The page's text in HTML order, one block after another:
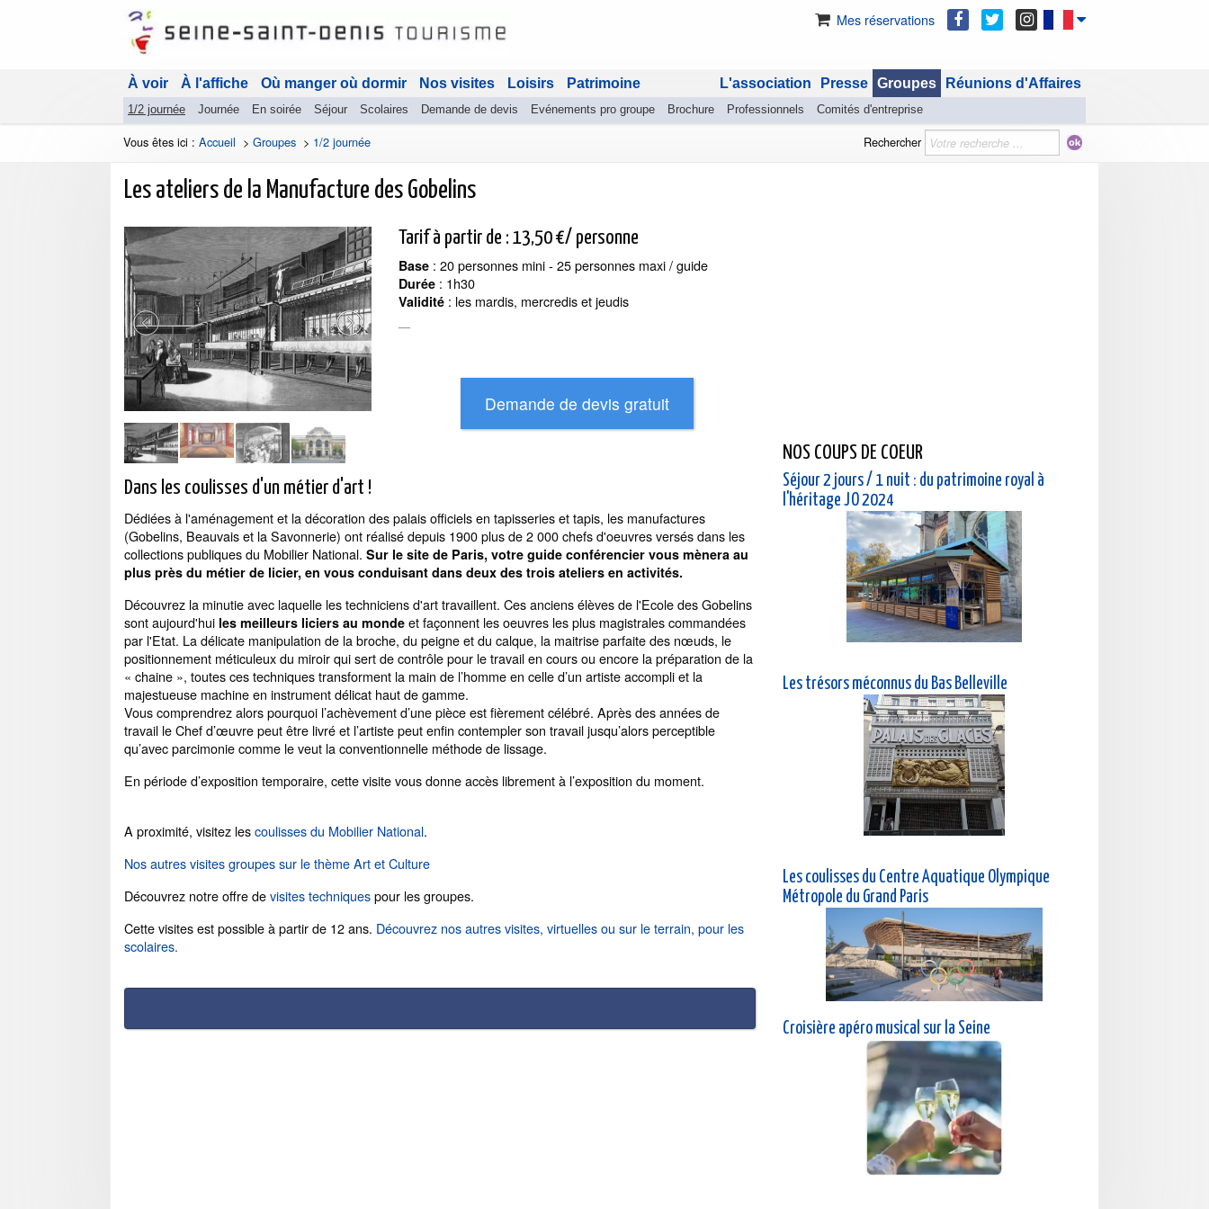
Mes réservations
À voir À l'affiche Où manger où dormir Nos visites Loisirs Patrimoine Réunions d'Affaires
Groupes
1/2 journée Journée En soirée Séjour Scolaires Demande de devis Evénements pro groupe Brochure Professionnels Comités d'entreprise
Presse
L'association
Vous êtes ici : Accueil > Groupes > 1/2 journée Rechercher
Les ateliers de la Manufacture des Gobelins
Tarif à partir de : 13,50 €/ personne
Base : 20 personnes mini - 25 personnes maxi / guide
Durée : 1h30
Validité : les mardis, mercredis et jeudis
Dans les coulisses d'un métier d'art !
Dédiées à l'aménagement et la décoration des palais officiels en tapisseries et tapis, les manufactures
(Gobelins, Beauvais et la Savonnerie) ont réalisé depuis 1900 plus de 2 000 chefs d'oeuvres versés dans les
collections publiques du Mobilier National. Sur le site de Paris, votre guide conférencier vous mènera au
plus près du métier de licier, en vous conduisant dans deux des trois ateliers en activités.
Découvrez la minutie avec laquelle les techniciens d'art travaillent. Ces anciens élèves de l'Ecole des Gobelins
sont aujourd'hui les meilleurs liciers au monde et façonnent les oeuvres les plus magistrales commandées
par l'Etat. La délicate manipulation de la broche, du peigne et du calque, la maitrise parfaite des nœuds, le
positionnement méticuleux du miroir qui sert de contrôle pour le travail en cours ou encore la préparation de la
« chaine », toutes ces techniques transforment la main de l’homme en celle d’un artiste accompli et la
majestueuse machine en instrument délicat haut de gamme.
Vous comprendrez alors pourquoi l’achèvement d’une pièce est fièrement célébré. Après des années de
travail le Chef d’œuvre peut être livré et l’artiste peut enfin contempler son travail jusqu’alors perceptible
qu’avec parcimonie comme le veut la conventionnelle méthode de lissage.
En période d’exposition temporaire, cette visite vous donne accès librement à l’exposition du moment.
A proximité, visitez lescoulisses du Mobilier National.
Nos autres visites groupes sur le thème Art et Culture
Découvrez notre offre devisites techniquespour les groupes.
Cette visites est possible à partir de 12 ans. Découvrez nos autres visites, virtuelles ou sur le terrain, pour les
scolaires.
NOS COUPS DE COEUR
Séjour 2 jours / 1 nuit : du patrimoine royal à
l'héritage JO 2024
Les trésors méconnus du Bas Belleville
Les coulisses du Centre Aquatique Olympique
Métropole du Grand Paris
Croisière apéro musical sur la Seine